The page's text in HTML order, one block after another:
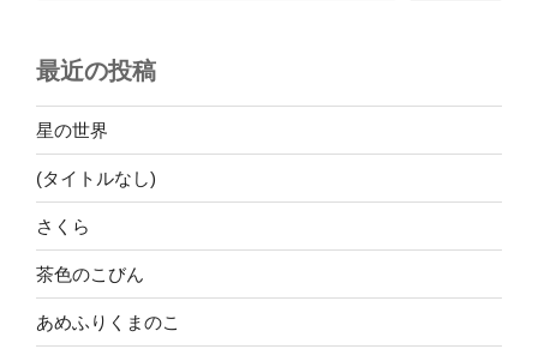
最近の投稿
星の世界
(タイトルなし)
さくら
茶色のこびん
あめふりくまのこ